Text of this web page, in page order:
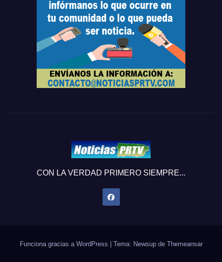
CON LA VERDAD PRIMERO SIEMPRE...
Funciona gracias a WordPress Tema: Newsup de Themeansar